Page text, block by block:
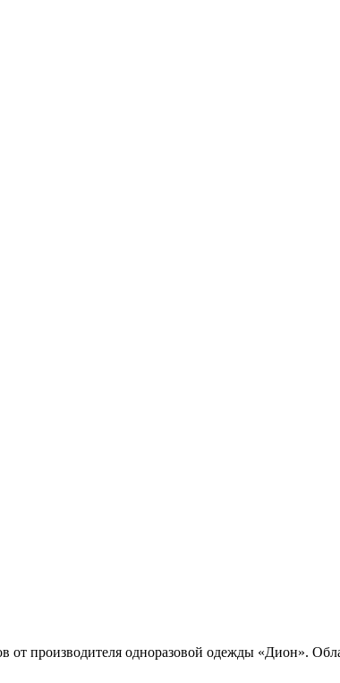
от производителя одноразовой одежды «Дион».